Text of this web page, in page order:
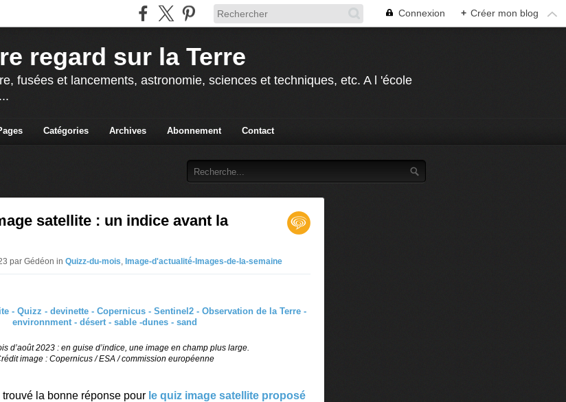
Connexion + Créer mon blog
regard sur la Terre
fusées et lancements, astronomie, sciences et techniques, etc. A l 'école
Catégories Archives Abonnement Contact
satellite : un indice avant la
par Gédéon in Quizz-du-mois, Image-d'actualité-Images-de-la-semaine
d’août 2023 : en guise d’indice, une image en champ plus large.
image : Copernicus / ESA / commission européenne
trouvé la bonne réponse pour le quiz image satellite proposé